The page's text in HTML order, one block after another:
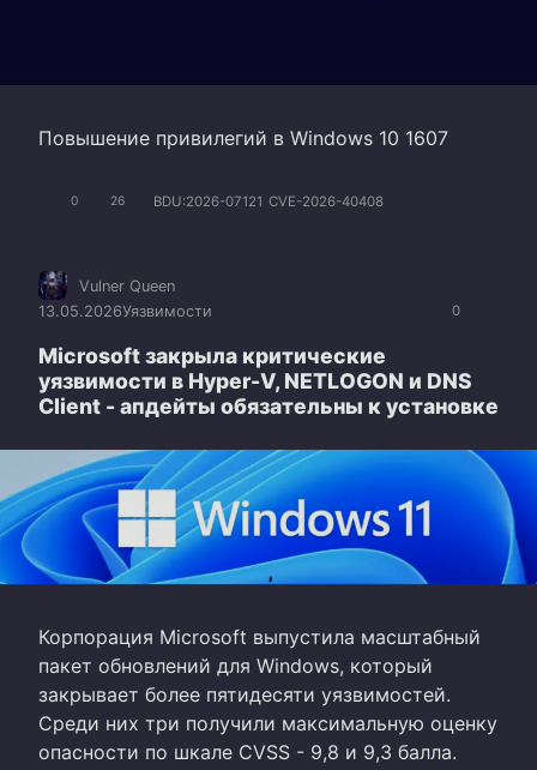
Повышение привилегий в Windows 10 1607
0 26 BDU:2026-07121 CVE-2026-40408
0
Vulner Queen
13.05.2026Уязвимости
Microsoft закрыла критические
уязвимости в Hyper-V, NETLOGON и DNS
Client - апдейты обязательны к установке
Корпорация Microsoft выпустила масштабный
пакет обновлений для Windows, который
закрывает более пятидесяти уязвимостей.
Среди них три получили максимальную оценку
опасности по шкале CVSS - 9,8 и 9,3 балла.